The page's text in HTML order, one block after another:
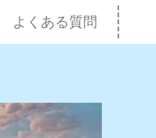
よくある質問